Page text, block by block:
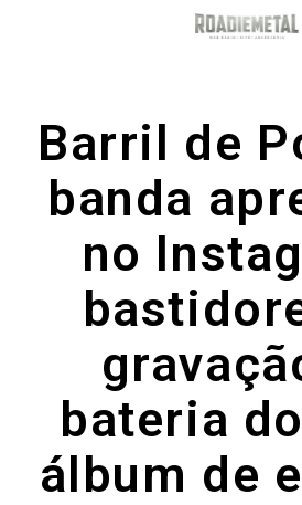
Barril de
banda
no
bateria
álbum de